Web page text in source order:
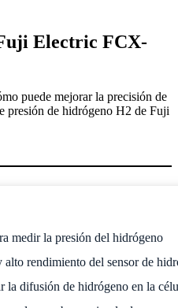
Electric FCX-
puede mejorar la precisión de
presión de hidrógeno H2 de Fuji
medir la presión del hidrógeno
alto rendimiento del sensor de
la difusión de hidrógeno en la